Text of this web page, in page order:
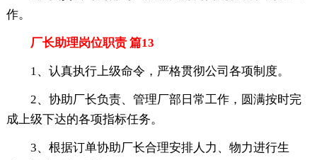
作。
厂长助理岗位职责 篇13
1、认真执行上级命令，严格贯彻公司各项制度。
2、协助厂长负责、管理厂部日常工作，圆满按时完
成上级下达的各项指标任务。
3、根据订单协助厂长合理安排人力、物力进行生